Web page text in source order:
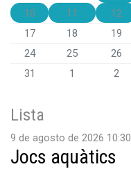
10
11 12
17
18 19
24
25 26
31
1 2
Lista
9 de agosto de 2026 10:30
Jocs aquàtics